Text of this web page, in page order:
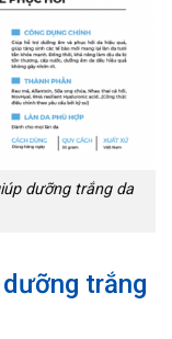
dưỡng trắng da
trắng